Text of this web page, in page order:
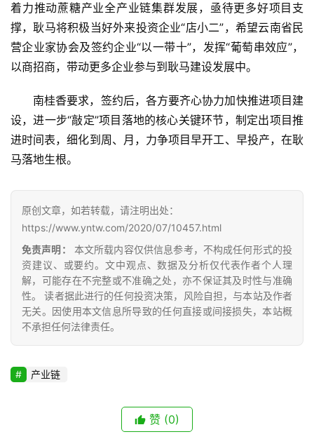
现
货
报
价
专
题
区
频
道
产
业
着力推动蔗糖产业全产业链集群发展，亟待更多好项目支
撑，耿马将积极当好外来投资企业“店小二”，希望云南省民
营企业家协会及签约企业“以一带十”，发挥“葡萄串效应”，
以商招商，带动更多企业参与到耿马建设发展中。
南桂香要求，签约后，各方要齐心协力加快推进项目建
设，进一步“敲定”项目落地的核心关键环节，制定出项目推
进时间表，细化到周、月，力争项目早开工、早投产，在耿
马落地生根。
原创文章，如若转载，请注明出处：
https://www.yntw.com/2020/07/10457.html
免责声明：
本文所载内容仅供信息参考，不构成任何形式的投
资建议、或要约。文中观点、数据及分析仅代表作者个人理
解，可能存在不完整或不准确之处，亦不保证其及时性与准确
性。 读者据此进行的任何投资决策，风险自担，与本站及作者
无关。因使用本文信息所导致的任何直接或间接损失，本站概
不承担任何法律责任。
产业链
赞 (0)